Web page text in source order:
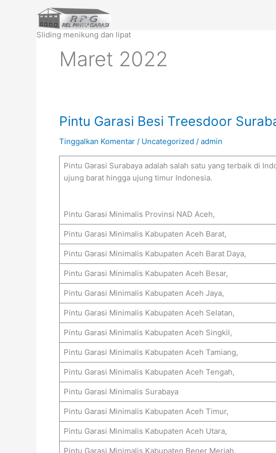
Sliding menikung dan lipat
Maret 2022
Pintu Garasi Besi Treesdoor
Tinggalkan Komentar / Uncategorized / admin
Pintu Garasi Surabaya adalah salah satu yang terbaik di
ujung barat hingga ujung timur Indonesia.
Pintu Garasi Minimalis Provinsi NAD Aceh,
Pintu Garasi Minimalis Kabupaten Aceh Barat,
Pintu Garasi Minimalis Kabupaten Aceh Barat Daya,
Pintu Garasi Minimalis Kabupaten Aceh Besar,
Pintu Garasi Minimalis Kabupaten Aceh Jaya,
Pintu Garasi Minimalis Kabupaten Aceh Selatan,
Pintu Garasi Minimalis Kabupaten Aceh Singkil,
Pintu Garasi Minimalis Kabupaten Aceh Tamiang,
Pintu Garasi Minimalis Kabupaten Aceh Tengah,
Pintu Garasi Minimalis Surabaya
Pintu Garasi Minimalis Kabupaten Aceh Timur,
Pintu Garasi Minimalis Kabupaten Aceh Utara,
Pintu Garasi Minimalis Kabupaten Bener Meriah,
Pintu
Besi
Treesdoor
Surabaya